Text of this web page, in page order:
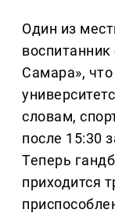
Один из
Самара»,
словам,
после 15:30
Теперь
приходится